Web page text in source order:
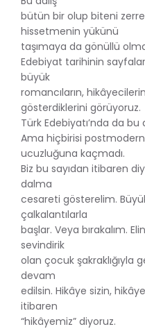
bütün bir olup biteni
hissetmenin yükünü
taşımaya da gönüllü
Edebiyat tarihinin
büyük
romancıların,
gösterdiklerini görüyoruz.
Türk Edebiyatı’nda da
Ama hiçbirisi postmodern
ucuzluğuna kaçmadı.
Biz bu sayıdan itibaren
dalma
cesareti gösterelim.
çalkalantılarla
başlar. Veya bırakalım.
sevindirik
olan çocuk şakraklığıyla
devam
edilsin. Hikâye sizin,
itibaren
“hikâyemiz” diyoruz.